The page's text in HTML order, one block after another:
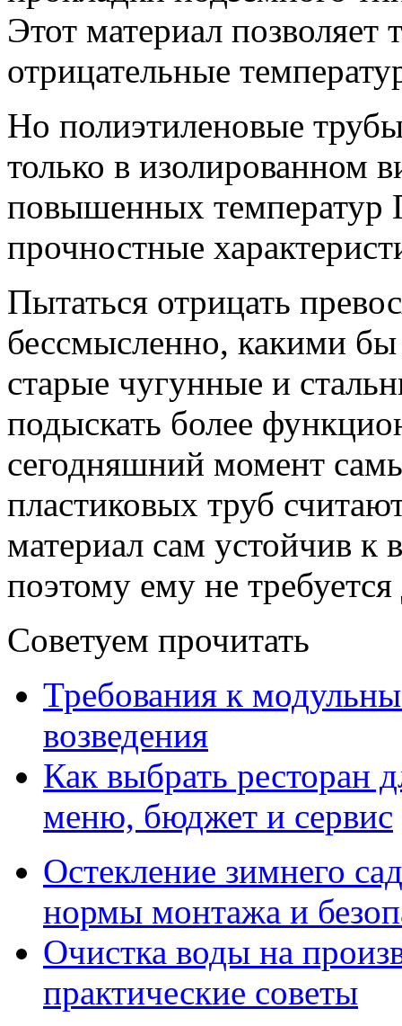
Этот материал позволяет
отрицательные
Но полиэтиленовые
только в изолированном
повышенных температур
прочностные
Пытаться отрицать
бессмысленно, какими
старые чугунные и
подыскать более
сегодняшний момент
пластиковых труб
материал сам устойчив к
поэтому ему не
Советуем прочитать
Требования к
возведения
Как выбрать ресторан
меню, бюджет и сервис
Остекление зимнего
нормы монтажа и
Очистка воды на
практические советы